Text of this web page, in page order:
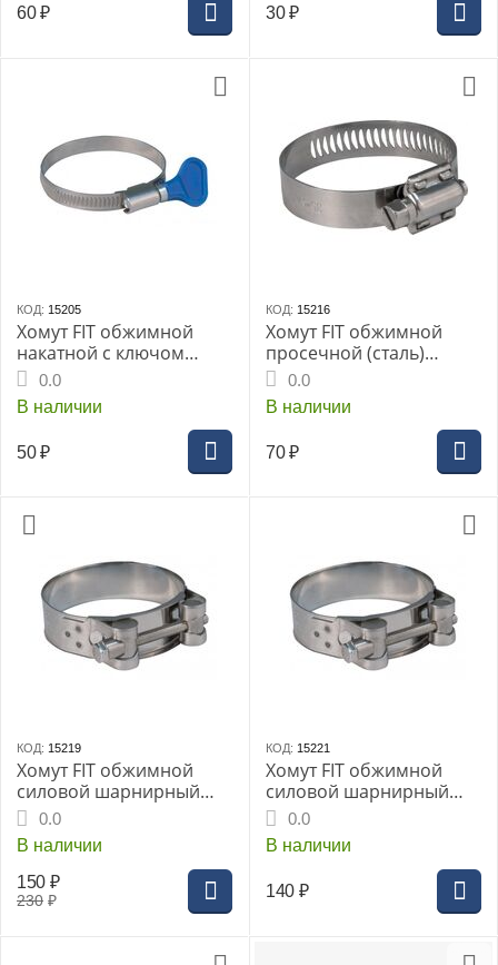
60 ₽ 30 ₽
КОД: 15205
Хомут FIT обжимной
накатной с ключом
ширина 9мм нерж.сталь
80-100мм (99364т)
0.0
В наличии
50 ₽
КОД: 15216
Хомут FIT обжимной
просечной (сталь)
ширина 12,7мм 40-64мм
(99313т)
0.0
В наличии
70 ₽
КОД: 15219
Хомут FIT обжимной
силовой шарнирный
нерж.сталь 20-22мм
0.0
В наличии
230 ₽
150 ₽
КОД: 15221
Хомут FIT обжимной
силовой шарнирный
нерж.сталь 64-67мм
0.0
В наличии
140 ₽